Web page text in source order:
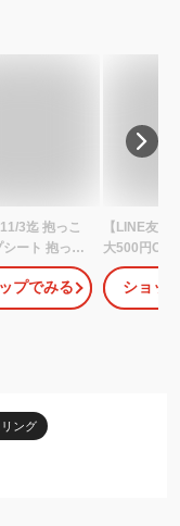
3迄 抱っこ
ート 抱っこ
ー 20kg レビュ
orリュック
ー ミッキー
ルダー ショ
プでみる
【LINE友だ
大500円
位★ 子育て
テム大賞 他
【公式】
ショッ
ング